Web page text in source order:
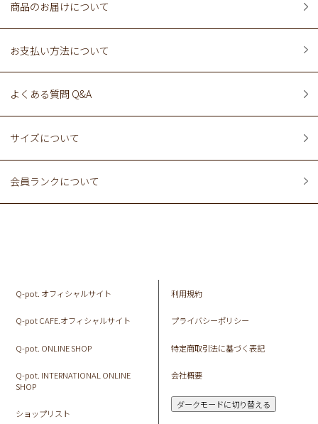
商品のお届けについて
お支払い方法について
よくある質問 Q&A
サイズについて
会員ランクについて
Q-pot. オフィシャルサイト
Q-pot CAFE.オフィシャルサイト
Q-pot. ONLINE SHOP
Q-pot. INTERNATIONAL ONLINE
SHOP
ショップリスト
利用規約
プライバシーポリシー
特定商取引法に基づく表記
会社概要
ダークモードに切り替える